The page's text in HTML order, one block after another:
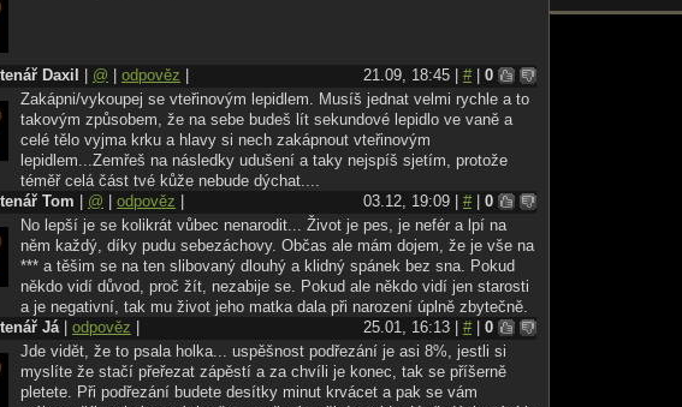
při vykrvácení se totiž nadělá velký nepořádek. Také by bylo dobré zajistit,
někdo včas nenašel a krvácení nezystavil, to by bylo zlé.
prášků na spaní, všachny je spolykejte a jděte si lehnout. V lékárnách je
jen na předpis, na internetu se však dá sehnat úplně všechno.
si ale pozor na to, co polykáte, taky by to nemuselo zabrat a akorát by vám
Pokud napíšete krásný dopis na rozloučenou, máte smrt jako z červené
Jen snad trochu nudnou.
druhem otravy je účinek jedovaté látky v krevním oběhu. Samozřejmě mám
vpíchnutí čehokoli do žíly. Stříkačky a sterilní jehly jsou k dostání v každé
a co do sebe píchnete, je už na vás. Jed na krysy nebo hodně silná káva,
sračka vás zabije, když ji dostanete do své krve. Snad jen to píchání
menší praxi, feťáci jsou ve výhodě.
máte čím, můžete se zastřelit. Ne každý má to štěstí, že někdo z rodiny
zbraň, pokud však ano, má zaručenou rychlou, stoprocentní smrt. Netuším
jak na tom budete s bolestí, to však jen svědčí o spolehlivosti této
Nevýhoda viz skákání. Půlka vaší hlavy bude pryč, mozek rozprsknutý
kolem a do toho všeho ještě zvratky toho, kdo vaše tělo objeví. Ne aby vás
kolem sebe rozestýlat igelit, aby se jim po vás lépe uklízelo.
Daxil @ odpověz 21.09, 18:45 | #| 0
Zakápni/vykoupej se vteřinovým lepidlem. Musíš jednat velmi rychle a to
takovým způsobem, že na sebe budeš lít sekundové lepidlo ve vaně a
celé tělo vyjma krku a hlavy si nech zakápnout vteřinovým
lepidlem...Zemřeš na následky udušení a taky nejspíš sjetím, protože
téměř celá část tvé kůže nebude dýchat....
Tom
@ odpověz 03.12, 19:09 | #| 0
No lepší je se kolikrát vůbec nenarodit... Život je pes, je nefér a lpí na
něm každý, díky pudu sebezáchovy. Občas ale mám dojem, že je vše na
*** a těšim se na ten slibovaný dlouhý a klidný spánek bez sna. Pokud
někdo vidí důvod, proč žít, nezabije se. Pokud ale někdo vidí jen starosti
a je negativní, tak mu život jeho matka dala při narození úplně zbytečně.
Já| odpověz 25.01, 16:13 | #| 0
Jde vidět, že to psala holka... uspěšnost podřezání je asi 8%, jestli si
myslíte že stačí přeřezat zápěstí a za chvíli je konec, tak se příšerně
pletete. Při podřezání budete desítky minut krvácet a pak se vám